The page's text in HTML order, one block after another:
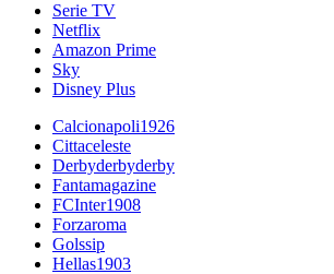
Serie TV
Netflix
Amazon Prime
Sky
Disney Plus
Calcionapoli1926
Cittaceleste
Derbyderbyderby
Fantamagazine
FCInter1908
Forzaroma
Golssip
Hellas1903